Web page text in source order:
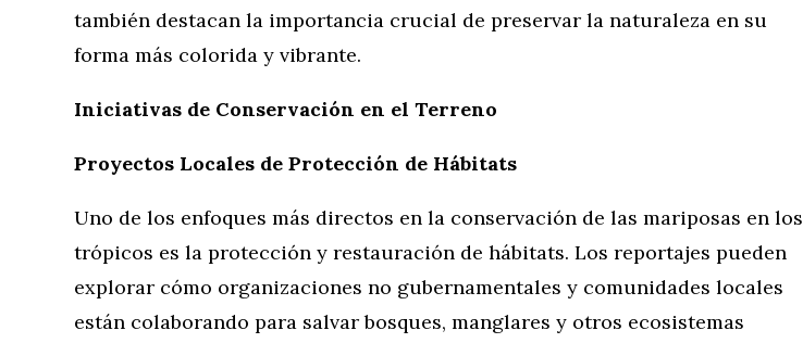
también destacan la importancia crucial de preservar la naturaleza en su
forma más colorida y vibrante.
Iniciativas de Conservación en el Terreno
Proyectos Locales de Protección de Hábitats
Uno de los enfoques más directos en la conservación de las mariposas en los
trópicos es la protección y restauración de hábitats. Los reportajes pueden
explorar cómo organizaciones no gubernamentales y comunidades locales
están colaborando para salvar bosques, manglares y otros ecosistemas